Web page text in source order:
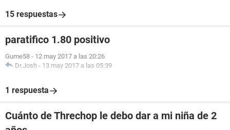
15 respuestas
paratifico 1.80 positivo
Gume58 - 12 may 2017 a las 20:26
Dr.Josh - 13 may 2017 a las 05:39
1 respuesta
Cuánto de Threchop le debo dar a mi niña de 2